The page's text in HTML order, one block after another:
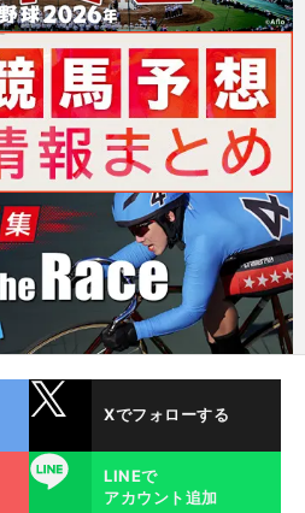
Xでフォローする
LINE
LINEで
アカウント追加